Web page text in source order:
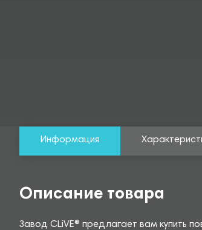
Информация
Описание товара
Завод CLiVE® предлагает вам купить